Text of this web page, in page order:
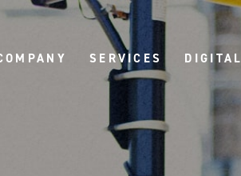
SERVICES DIGITAL